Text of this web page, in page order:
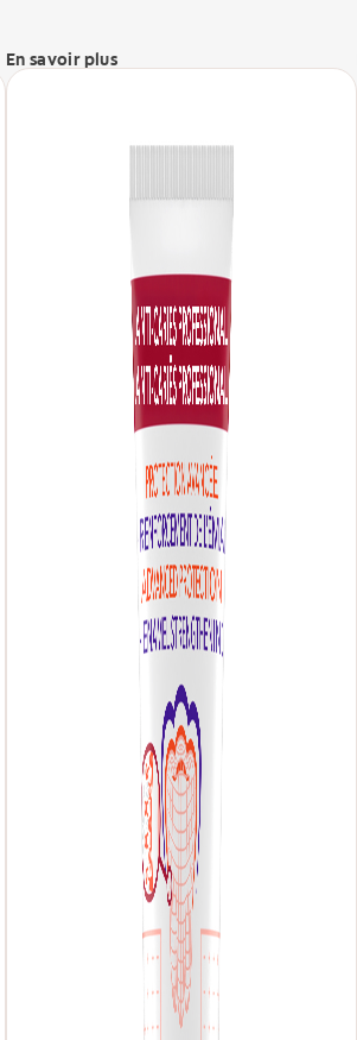
En savoir plus